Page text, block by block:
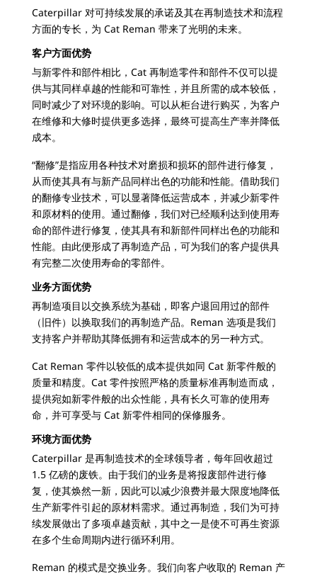
Caterpillar 对可持续发展的承诺及其在再制造技术和流程
方面的专长，为 Cat Reman 带来了光明的未来。
客户方面优势
与新零件和部件相比，Cat 再制造零件和部件不仅可以提
供与其同样卓越的性能和可靠性，并且所需的成本较低，
同时减少了对环境的影响。可以从柜台进行购买，为客户
在维修和大修时提供更多选择，最终可提高生产率并降低
成本。
“翻修”是指应用各种技术对磨损和损坏的部件进行修复，
从而使其具有与新产品同样出色的功能和性能。借助我们
的翻修专业技术，可以显著降低运营成本，并减少新零件
和原材料的使用。通过翻修，我们对已经顺利达到使用寿
命的部件进行修复，使其具有和新部件同样出色的功能和
性能。由此便形成了再制造产品，可为我们的客户提供具
有完整二次使用寿命的零部件。
业务方面优势
再制造项目以交换系统为基础，即客户退回用过的部件
（旧件）以换取我们的再制造产品。Reman 选项是我们
支持客户并帮助其降低拥有和运营成本的另一种方式。
Cat Reman 零件以较低的成本提供如同 Cat 新零件般的
质量和精度。Cat 零件按照严格的质量标准再制造而成，
提供宛如新零件般的出众性能，具有长久可靠的使用寿
命，并可享受与 Cat 新零件相同的保修服务。
环境方面优势
Caterpillar 是再制造技术的全球领导者，每年回收超过
1.5 亿磅的废铁。由于我们的业务是将报废部件进行修
复，使其焕然一新，因此可以减少浪费并最大限度地降低
生产新零件引起的原材料需求。通过再制造，我们为可持
续发展做出了多项卓越贡献，其中之一是使不可再生资源
在多个生命周期内进行循环利用。
Reman 的模式是交换业务。我们向客户收取的 Reman 产